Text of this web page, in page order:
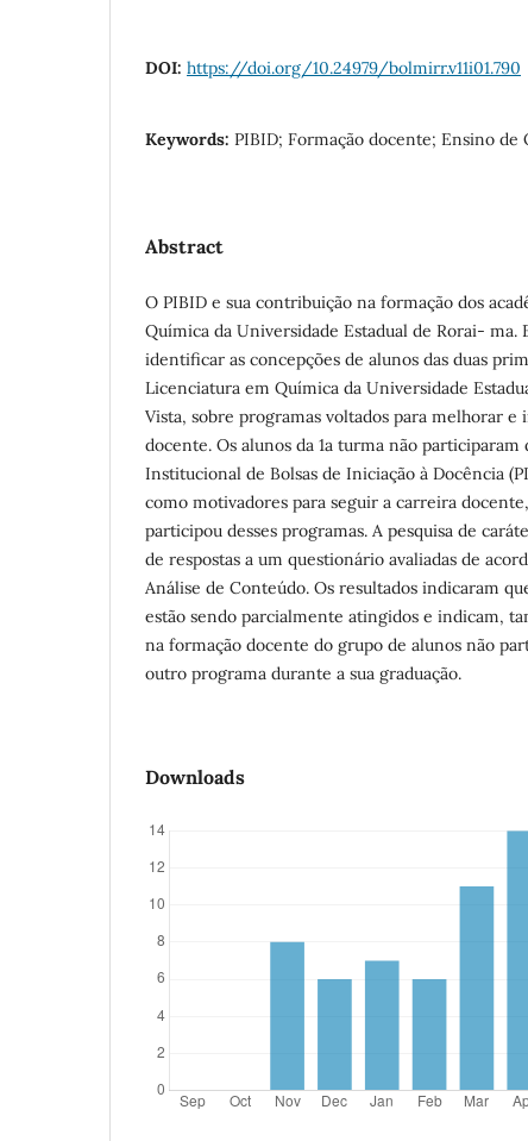
DOI: https://doi.org/10.24979/bolmirr.v11i01.790
Keywords: PIBID; Formação docente; Ensino de
Abstract
O PIBID e sua contribuição na formação dos
Química da Universidade Estadual de Rorai- ma.
identificar as concepções de alunos das duas
Licenciatura em Química da Universidade
Vista, sobre programas voltados para melhorar e
docente. Os alunos da 1a turma não participaram
Institucional de Bolsas de Iniciação à Docência
como motivadores para seguir a carreira
participou desses programas. A pesquisa de
de respostas a um questionário avaliadas de
Análise de Conteúdo. Os resultados indicaram
estão sendo parcialmente atingidos e indicam,
na formação docente do grupo de alunos não
outro programa durante a sua graduação.
Downloads